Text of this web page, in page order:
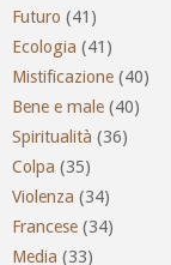
Futuro (41)
Ecologia (41)
Mistificazione (40)
Bene e male (40)
Spiritualità (36)
Colpa (35)
Violenza (34)
Francese (34)
Media (33)